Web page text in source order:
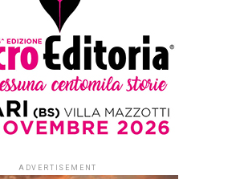
ADVERTISEMENT